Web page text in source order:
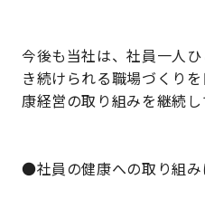
今後も当社は、社員一人
き続けられる職場づくり
康経営の取り組みを継続し
●社員の健康への取り組み